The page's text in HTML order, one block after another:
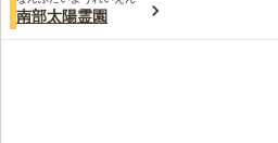
南部太陽霊園